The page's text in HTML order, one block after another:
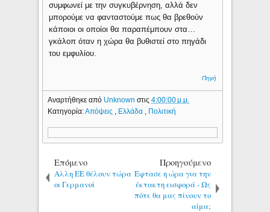
συμφωνεί με την συγκυβέρνηση, αλλά δεν
μπορούμε να φανταστούμε πως θα βρεθούν
κάποιοι οι οποίοι θα παραπέμπουν στα…
γκάλοπ όταν η χώρα θα βυθιστεί στο πηγάδι
του εμφυλίου.
Πηγή
Αναρτήθηκε από Unknownστις4:00:00 μ.μ.
Κατηγορία:Απόψεις Ελλάδα Πολιτική
Επόμενο
Αλλη ΕΕ θέλουν τώρα
οι Γερμανοί
Προηγούμενο
Έφτασε η ώρα για την
έκτακτη εισφορά - Ως
πότε θα μας πίνουν το
αίμα;